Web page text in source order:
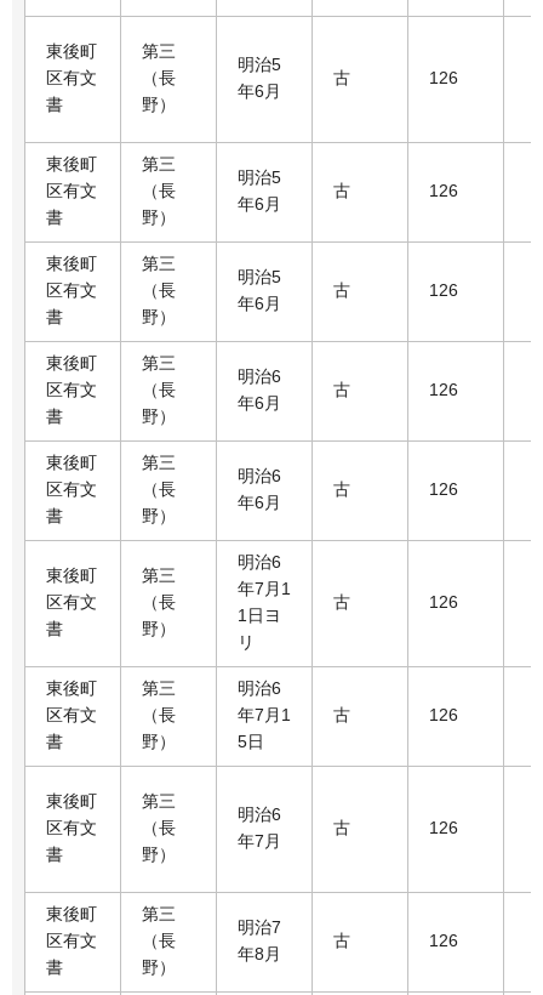
東後町
区有文
書
第三
（長
野）
明治5
年6月
古 126
東後町
区有文
書
第三
（長
野）
明治5
年6月
古 126
東後町
区有文
書
第三
（長
野）
明治5
年6月
古 126
東後町
区有文
書
第三
（長
野）
明治6
年6月
古 126
東後町
区有文
書
第三
（長
野）
明治6
年6月
古 126
東後町
区有文
書
第三
（長
野）
明治6
年7月1
1日ヨ
リ
古 126
東後町
区有文
書
第三
（長
野）
明治6
年7月1
5日
古 126
東後町
区有文
書
第三
（長
野）
明治6
年7月
古 126
東後町
区有文
書
第三
（長
野）
明治7
年8月
古 126